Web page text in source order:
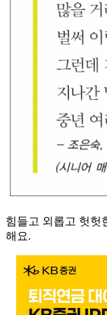
힘들고 외롭고 헛헛
해요.